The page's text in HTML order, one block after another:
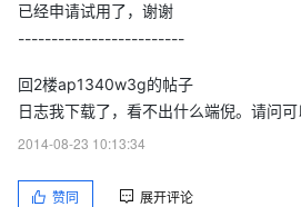
已经申请试用了，谢谢
-------------------------
回2楼ap1340w3g的帖子
日志我下载了，看不出什么端倪。请问可
2014-08-23 10:13:34
赞同 展开评论